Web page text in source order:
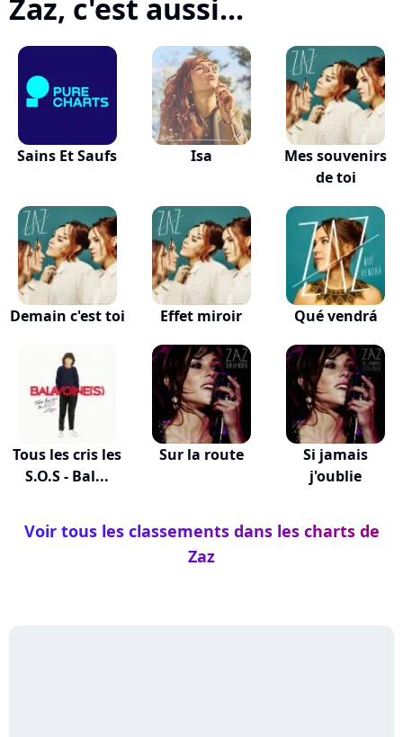
Zaz, c'est aussi...
Sains Et Saufs Isa
Mes souvenirs
de toi
Demain c'est toi Effet miroir Qué vendrá
Tous les cris les
S.O.S - Bal...
Sur la route
Si jamais
j'oublie
Voir tous les classements dans les charts de
Zaz